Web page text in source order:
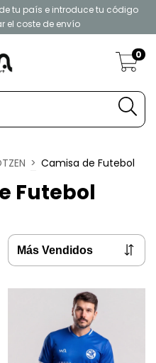
de tu país e introduce tu código
el coste de envío
0
> Camisa de Futebol
Futebol